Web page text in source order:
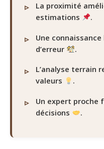
La proximité
estimations
.
Une
d’erreur
.
L’analyse terrain
valeurs
.
Un expert proche
décisions
.